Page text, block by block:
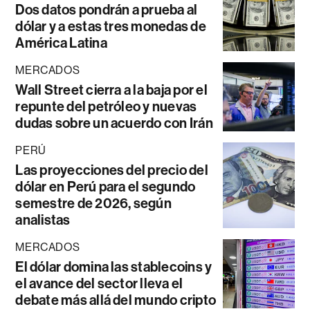
Dos datos pondrán a prueba al
dólar y a estas tres monedas de
América Latina
MERCADOS
Wall Street cierra a la baja por el
repunte del petróleo y nuevas
dudas sobre un acuerdo con Irán
PERÚ
Las proyecciones del precio del
dólar en Perú para el segundo
semestre de 2026, según
analistas
MERCADOS
El dólar domina las stablecoins y
el avance del sector lleva el
debate más allá del mundo cripto